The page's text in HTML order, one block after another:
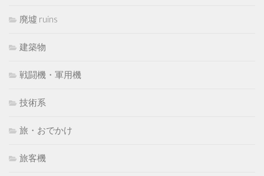
廃墟 ruins
建築物
戦闘機・軍用機
技術系
旅・おでかけ
旅客機